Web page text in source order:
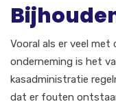
Vooral als er veel
onderneming is het
kasadministratie
dat er fouten